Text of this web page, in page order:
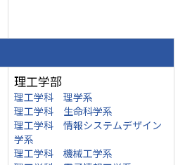
理工学部
理工学科 理学系
理工学科 生命科学系
理工学科 情報システムデザイン
学系
理工学科 機械工学系